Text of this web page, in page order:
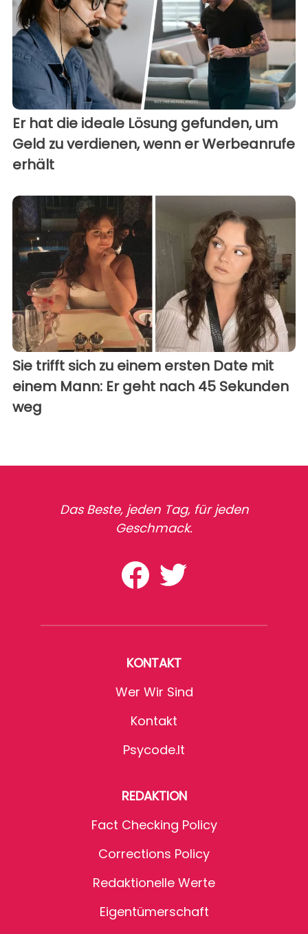
Er hat die ideale Lösung gefunden, um
Geld zu verdienen, wenn er Werbeanrufe
erhält
Sie trifft sich zu einem ersten Date mit
einem Mann: Er geht nach 45 Sekunden
weg
Das Beste, jeden Tag, für jeden
Geschmack.
KONTAKT
Wer Wir Sind
Kontakt
Psycode.it
REDAKTION
Fact Checking Policy
Corrections Policy
Redaktionelle Werte
Eigentümerschaft